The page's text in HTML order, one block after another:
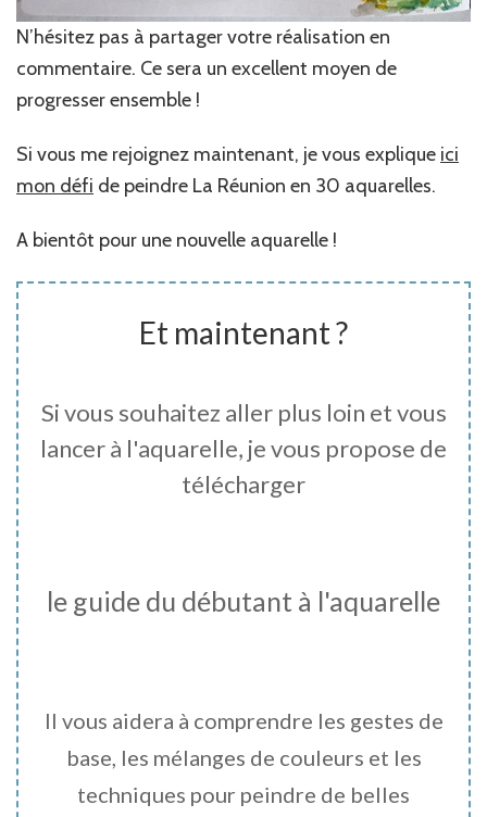
N’hésitez pas à partager votre réalisation en
commentaire. Ce sera un excellent moyen de
progresser ensemble !
Si vous me rejoignez maintenant, je vous explique ici
mon défi de peindre La Réunion en 30 aquarelles.
A bientôt pour une nouvelle aquarelle !
Et maintenant ?
Si vous souhaitez aller plus loin et vous
lancer à l'aquarelle, je vous propose de
télécharger
le guide du débutant à l'aquarelle
Il vous aidera à comprendre les gestes de
base, les mélanges de couleurs et les
techniques pour peindre de belles